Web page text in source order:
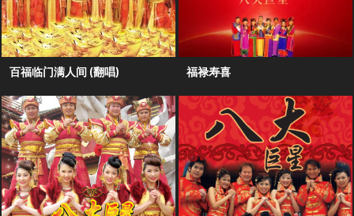
百福临门满人间 (翻唱) 福禄寿喜